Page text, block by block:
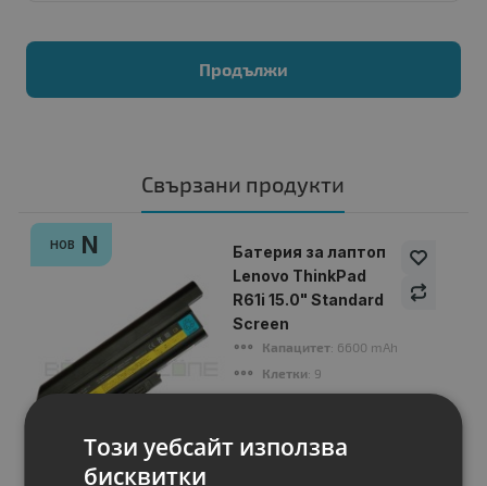
Продължи
Свързани продукти
НОВ N
Батерия за лаптоп
Lenovo ThinkPad
R61i 15.0" Standard
Screen
Капацитет: 6600 mAh
Клетки: 9
Волтаж: 10.80 V
Вид на батерията
Този уебсайт използва
бисквитки